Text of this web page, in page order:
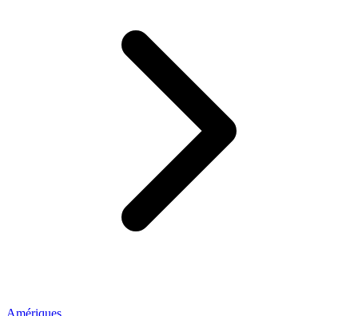
Amériques